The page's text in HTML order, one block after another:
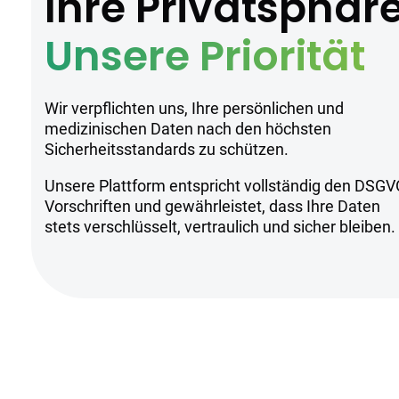
Unsere Priorität
Wir verpflichten uns, Ihre persönlichen und
medizinischen Daten nach den höchsten
Sicherheitsstandards zu schützen.
Unsere Plattform entspricht vollständig den
Vorschriften und gewährleistet, dass Ihre Daten
stets verschlüsselt, vertraulich und sicher bleiben.